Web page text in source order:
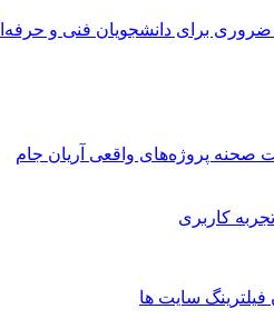
ضروری برای دانشجویان فنی و
صحنه پروژه‌های واقعی آریان جام
سایت ها